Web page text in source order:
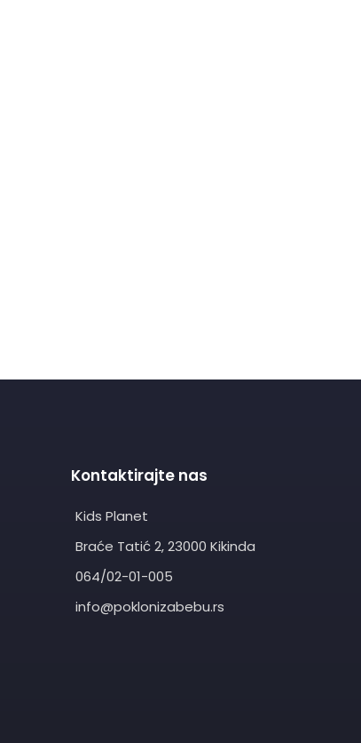
Kontaktirajte nas
Kids Planet
Braće Tatić 2, 23000 Kikinda
064/02-01-005
info@poklonizabebu.rs